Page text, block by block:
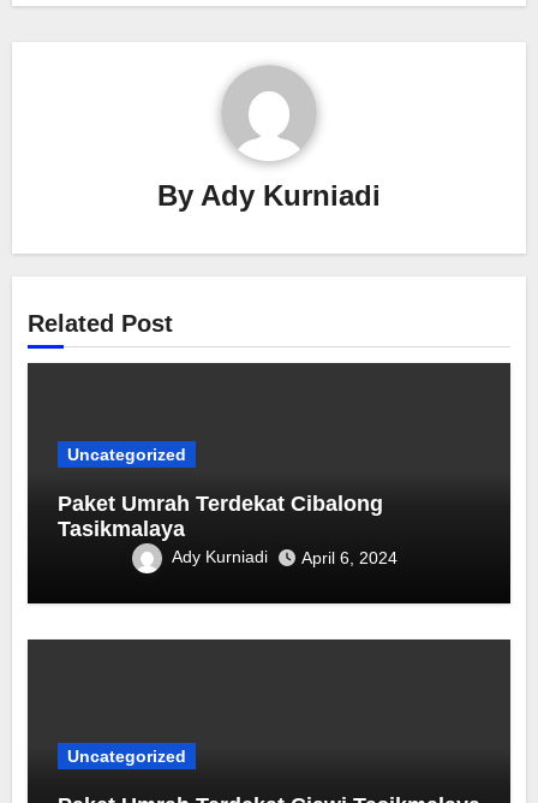
By Ady Kurniadi
Related Post
Uncategorized
Paket Umrah Terdekat ‎Cibalong
Tasikmalaya
Ady Kurniadi April 6, 2024
Uncategorized